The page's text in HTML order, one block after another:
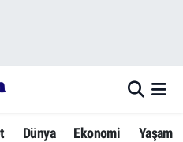
Dünya Ekonomi Yaşam